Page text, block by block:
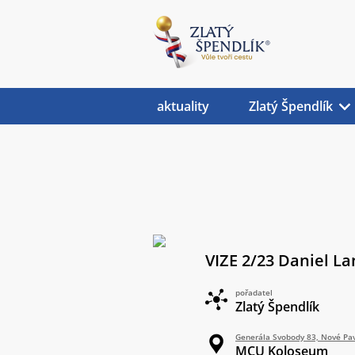
VIZE 2/23 Daniel
pořadatel
Zlatý Špendlík
Generála Svobody 83, Nové
MCU Koloseum
aktuality Zlatý Špendlík